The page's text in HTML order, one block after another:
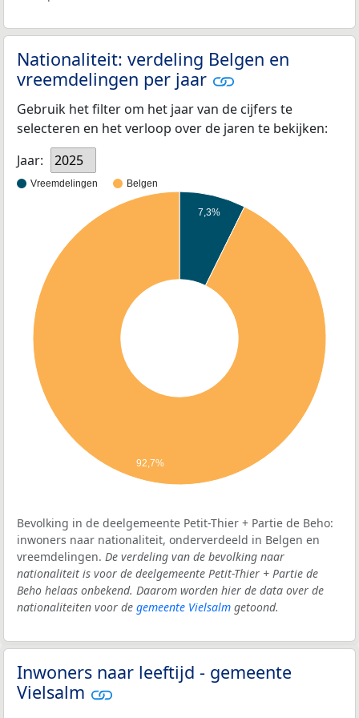
Nationaliteit: verdeling Belgen en
vreemdelingen per jaar
Gebruik het filter om het jaar van de cijfers te
selecteren en het verloop over de jaren te bekijken:
Jaar:
2025
Vreemdelingen Belgen
7,3%
92,7%
Bevolking in de deelgemeente Petit-Thier + Partie de Beho:
inwoners naar nationaliteit, onderverdeeld in Belgen en
vreemdelingen. De verdeling van de bevolking naar
nationaliteit is voor de deelgemeente Petit-Thier + Partie de
Beho helaas onbekend. Daarom worden hier de data over de
nationaliteiten voor de gemeente Vielsalm getoond.
Inwoners naar leeftijd - gemeente
Vielsalm